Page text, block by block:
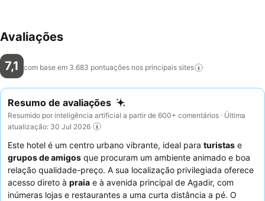
Avaliações
7,1 com base em 3.683 pontuações nos principais sites
Resumo de avaliações
Resumido por inteligência artificial a partir de 600+ comentários · Última
atualização: 30 Jul 2026
Este hotel é um centro urbano vibrante, ideal para turistas e
grupos de amigos que procuram um ambiente animado e boa
relação qualidade-preço. A sua localização privilegiada oferece
acesso direto à praia e à avenida principal de Agadir, com
inúmeras lojas e restaurantes a uma curta distância a pé. O